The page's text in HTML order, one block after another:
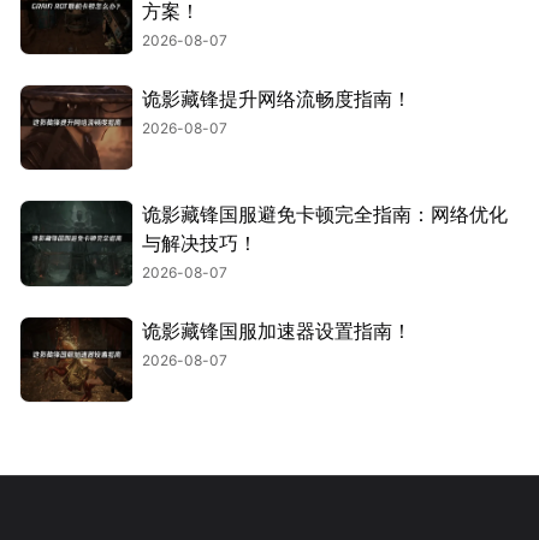
方案！
2026-08-07
诡影藏锋提升网络流畅度指南！
2026-08-07
诡影藏锋国服避免卡顿完全指南：网络优化
与解决技巧！
2026-08-07
诡影藏锋国服加速器设置指南！
2026-08-07